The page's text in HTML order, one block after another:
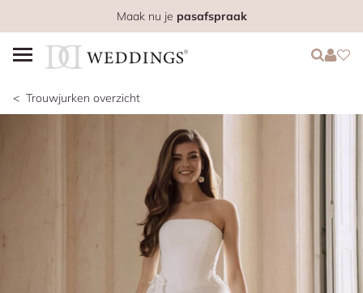
Maak nu je pasafspraak
Login
Login
Trouwjurken overzicht